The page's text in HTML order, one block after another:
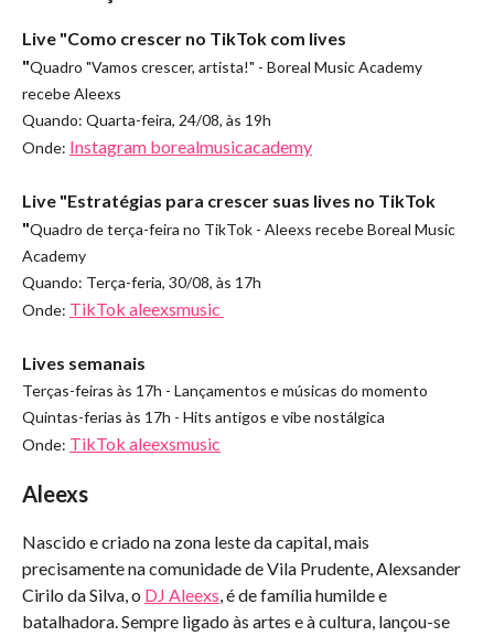
Live "Como crescer no TikTok com lives
"Quadro "Vamos crescer, artista!" - Boreal Music Academy
recebe Aleexs
Quando: Quarta-feira, 24/08, às 19h
Onde: Instagram borealmusicacademy
Live "Estratégias para crescer suas lives no TikTok
"Quadro de terça-feira no TikTok - Aleexs recebe Boreal Music
Academy
Quando: Terça-feria, 30/08, às 17h
Onde: TikTok aleexsmusic
Lives semanais
Terças-feiras às 17h - Lançamentos e músicas do momento
Quintas-ferias às 17h - Hits antigos e vibe nostálgica
Onde: TikTok aleexsmusic
Aleexs
Nascido e criado na zona leste da capital, mais
precisamente na comunidade de Vila Prudente, Alexsander
Cirilo da Silva, o DJ Aleexs, é de família humilde e
batalhadora. Sempre ligado às artes e à cultura, lançou-se